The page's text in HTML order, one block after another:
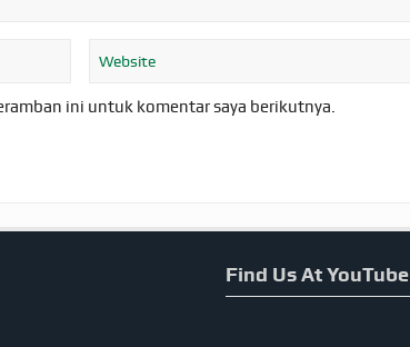
ini untuk komentar saya berikutnya.
Find Us At YouTube